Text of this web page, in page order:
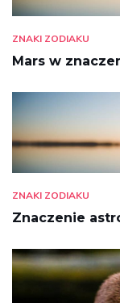
ZNAKI ZODIAKU
Mars w
ZNAKI ZODIAKU
Znaczenie